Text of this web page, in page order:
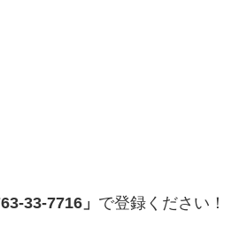
33-7716」 で登録ください！